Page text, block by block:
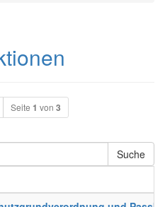
Seite 1 von 3
Suche